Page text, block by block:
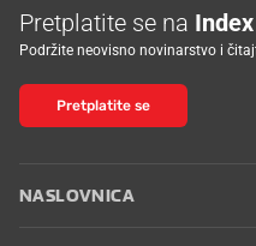
Pretplatite se na
Podržite neovisno novinarstvo i
Pretplatite se
NASLOVNICA